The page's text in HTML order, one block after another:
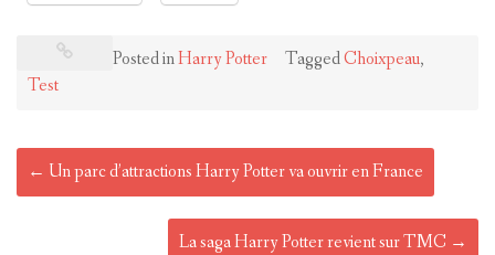
Posted inHarry Potter TaggedChoixpeau,
Test
Post
navigation
← Un parc d’attractions Harry Potter va ouvrir en France
La saga Harry Potter revient sur TMC →